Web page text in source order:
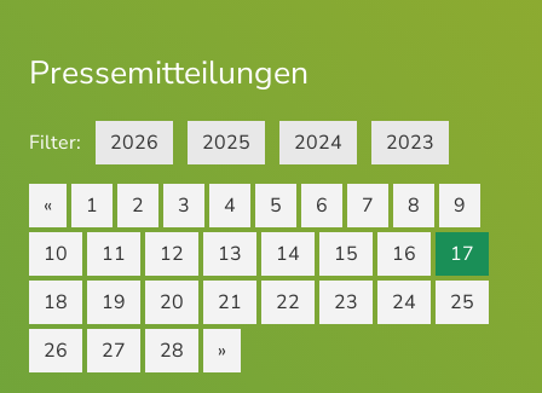
Pressemitteilungen
Filter: 2026 2025 2024 2023
« 1 2 3 4 5 6 7 8
9
10
11 12 13 14 15 16
17
18
19 20 21 22 23 24
25
26
27 28 »